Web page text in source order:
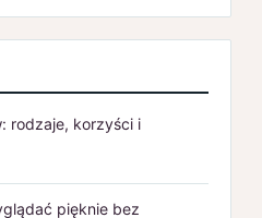
rodzaje, korzyści i
pięknie bez